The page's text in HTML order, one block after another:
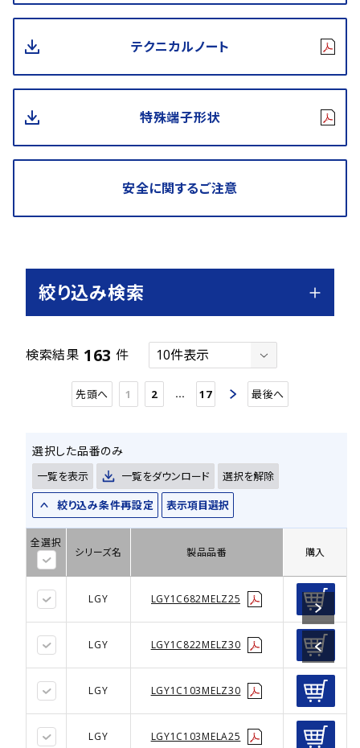
テクニカルノート
特殊端子形状
安全に関するご注意
絞り込み検索
検索結果 163 件
先頭へ 1 2 … 17 最後へ
選択した品番のみ
一覧を表示 一覧をダウンロード
選択を解除
絞り込み条件再設定
表示項目選択
全選択
シリーズ名 製品品番 購入
LGY LGY1C682MELZ25
LGY LGY1C822MELZ30
LGY LGY1C103MELZ30
LGY LGY1C103MELA25